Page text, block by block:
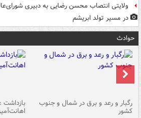
ولایتی انتصاب محسن رضایی به دبیری
در مسیر تولد ابریشم
حوادث
رگبار و رعد و برق در شمال و جنوب
کشور
بازداشت